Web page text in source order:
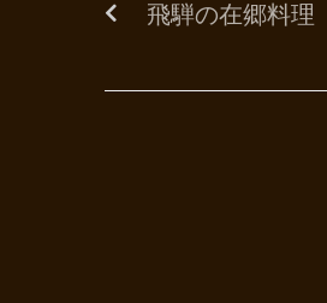
飛騨の在郷料理